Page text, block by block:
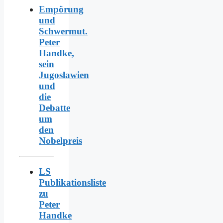
Empörung
und
Schwermut.
Peter
Handke,
sein
Jugoslawien
und
die
Debatte
um
den
Nobelpreis
LS
Publikationsliste
zu
Peter
Handke